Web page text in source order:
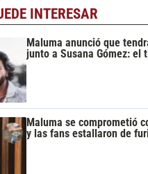
INTERESAR
Maluma anunció que
junto a Susana Gómez: el
Maluma se comprometió
y las fans estallaron de